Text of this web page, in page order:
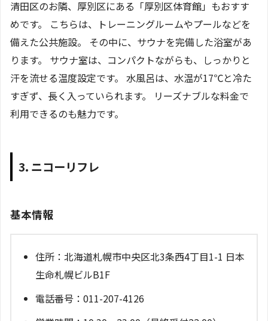
清田区のお隣、厚別区にある「厚別区体育館」もおすす
めです。 こちらは、トレーニングルームやプールなどを
備えた公共施設。 その中に、サウナを完備した浴室があ
ります。 サウナ室は、コンパクトながらも、しっかりと
汗を流せる温度設定です。 水風呂は、水温が17℃と冷た
すぎず、長く入っていられます。 リーズナブルな料金で
利用できるのも魅力です。
3. ニコーリフレ
基本情報
住所：北海道札幌市中央区北3条西4丁目1-1 日本
生命札幌ビルB1F
電話番号：011-207-4126